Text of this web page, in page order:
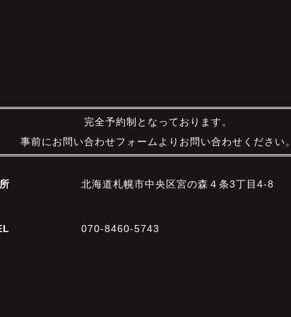
完全予約制となっております。
事前にお問い合わせフォームよりお問い合わせください。
北海道札幌市中央区宮の森４条3丁目4-8
070-8460-5743